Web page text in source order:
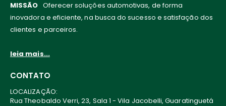
MISSÃO Oferecer soluções automotivas, de forma
inovadora e eficiente, na busca do sucesso e satisfação dos
clientes e parceiros.
leia mais...
CONTATO
LOCALIZAÇÃO:
Rua Theobaldo Verri, 23, Sala 1 - Vila Jacobelli, Guaratinguetá